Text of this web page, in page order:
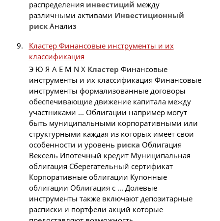
распределения инвестиций между
различными активами Инвестиционный
рискАнализ
Кластер Финансовые инструменты и их
классификация
Э Ю Я A E M N X Кластер Финансовые
инструменты и их классификация Финансовые
инструменты формализованные договоры
обеспечивающие движение капитала между
участниками ... Облигации например могут
быть муниципальными корпоративными или
структурными каждая из которых имеет свои
особенности и уровень риска Облигация
Вексель Ипотечный кредит Муниципальная
облигация Сберегательный сертификат
Корпоративные облигации Купонные
облигации Облигация с ... Долевые
инструменты также включают депозитарные
расписки и портфели акций которые